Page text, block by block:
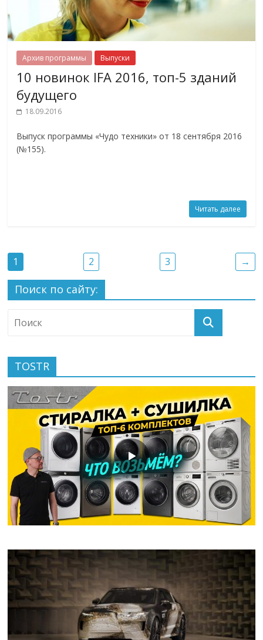
Архив программы Выпуски
10 новинок IFA 2016, топ-5 зданий
будущего
18.09.2016
Выпуск программы «Чудо техники» от 18 сентября 2016
(№155).
Читать далее
1 2 3 →
Поиск по сайту:
TOSTR